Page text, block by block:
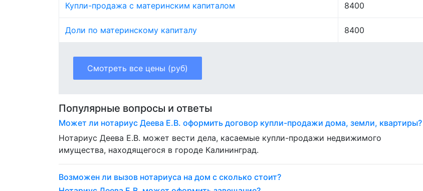
Купли-продажа с материнским капиталом 8400
Доли по материнскому капиталу 8400
Смотреть все цены (руб)
Популярные вопросы и ответы
Может ли нотариус Деева Е.В. оформить договор купли-продажи дома, земли, квартиры?
Нотариус Деева Е.В. может вести дела, касаемые купли-продажи недвижимого
имущества, находящегося в городе Калининград.
Возможен ли вызов нотариуса на дом с сколько стоит?